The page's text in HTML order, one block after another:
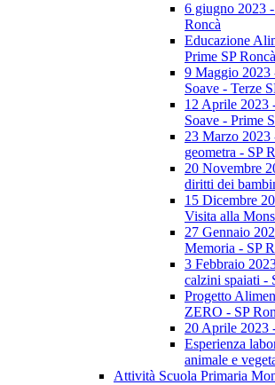
6 giugno 2023
Roncà
Educazione
Prime SP Roncà
9 Maggio 2023
Soave - Terze
12 Aprile 2023
Soave - Prime
23 Marzo 2023
geometra - SP
20 Novembre
diritti dei
15 Dicembre
Visita alla
27 Gennaio
Memoria - SP
3 Febbraio
calzini spaiati -
Progetto
ZERO - SP
20 Aprile 2023
Esperienza
animale e
Attività Scuola Primaria